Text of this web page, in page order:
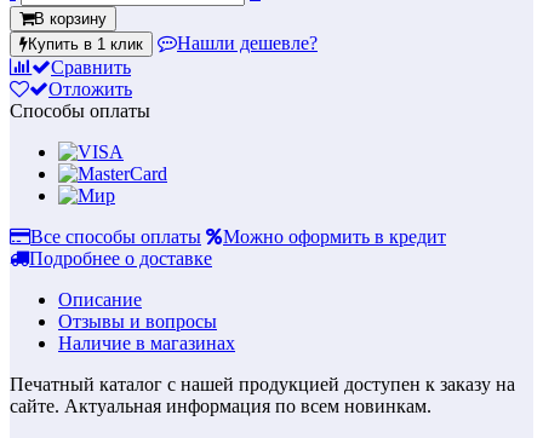
В корзину
Купить в 1 клик
Нашли дешевле?
Сравнить
Отложить
Способы оплаты
Все способы оплаты
Можно оформить в кредит
Подробнее о доставке
Описание
Отзывы и вопросы
Наличие в магазинах
Печатный каталог с нашей продукцией доступен к заказу на
сайте. Актуальная информация по всем новинкам.